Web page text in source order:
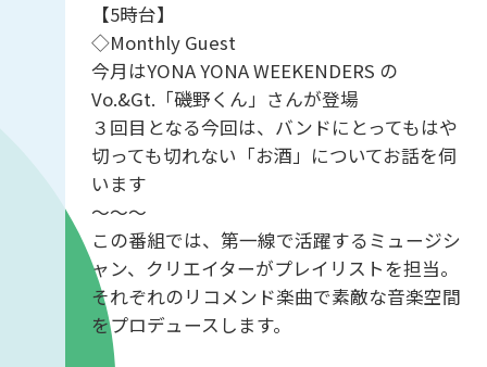
【5時台】
◇Monthly Guest
今月はYONA YONA WEEKENDERS の
Vo.&Gt.「磯野くん」さんが登場
３回目となる今回は、バンドにとってもはや
切っても切れない「お酒」についてお話を伺
います
～～～
この番組では、第一線で活躍するミュージシ
ャン、クリエイターがプレイリストを担当。
それぞれのリコメンド楽曲で素敵な音楽空間
をプロデュースします。